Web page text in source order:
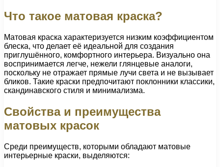
Что такое матовая краска?
Матовая краска характеризуется низким коэффициентом
блеска, что делает её идеальной для создания
приглушённого, комфортного интерьера. Визуально она
воспринимается легче, нежели глянцевые аналоги,
поскольку не отражает прямые лучи света и не вызывает
бликов. Такие краски предпочитают поклонники классики,
скандинавского стиля и минимализма.
Свойства и преимущества
матовых красок
Среди преимуществ, которыми обладают матовые
интерьерные краски, выделяются: